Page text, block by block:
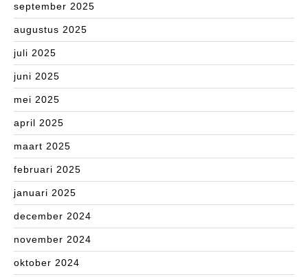
september 2025
augustus 2025
juli 2025
juni 2025
mei 2025
april 2025
maart 2025
februari 2025
januari 2025
december 2024
november 2024
oktober 2024